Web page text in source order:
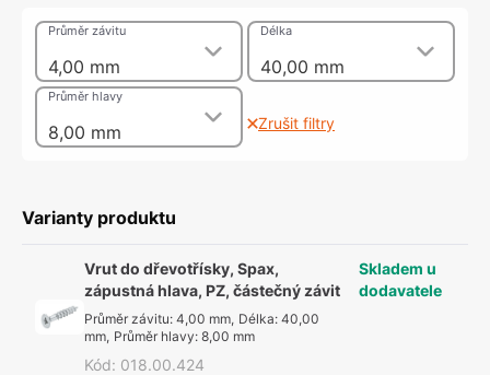
4,00 mm
Průměr závitu
40,00 mm
Délka
8,00 mm
Průměr hlavy
Zrušit filtry
Varianty produktu
Vrut do dřevotřísky, Spax,
zápustná hlava, PZ, částečný závit
Průměr závitu:4,00 mm, Délka:40,00
mm, Průměr hlavy:8,00 mm
Kód: 018.00.424
Skladem u
dodavatele